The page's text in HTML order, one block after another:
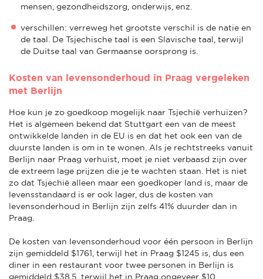
mensen, gezondheidszorg, onderwijs, enz.
verschillen: verreweg het grootste verschil is de natie en
de taal. De Tsjechische taal is een Slavische taal, terwijl
de Duitse taal van Germaanse oorsprong is.
Kosten van levensonderhoud in Praag vergeleken
met Berlijn
Hoe kun je zo goedkoop mogelijk naar Tsjechië verhuizen?
Het is algemeen bekend dat Stuttgart een van de meest
ontwikkelde landen in de EU is en dat het ook een van de
duurste landen is om in te wonen. Als je rechtstreeks vanuit
Berlijn naar Praag verhuist, moet je niet verbaasd zijn over
de extreem lage prijzen die je te wachten staan. Het is niet
zo dat Tsjechië alleen maar een goedkoper land is, maar de
levensstandaard is er ook lager, dus de kosten van
levensonderhoud in Berlijn zijn zelfs 41% duurder dan in
Praag.
De kosten van levensonderhoud voor één persoon in Berlijn
zijn gemiddeld $1761, terwijl het in Praag $1245 is, dus een
diner in een restaurant voor twee personen in Berlijn is
gemiddeld $38,5, terwijl het in Praag ongeveer $10